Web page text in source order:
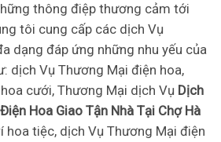
thông điệp thương cảm tới
tôi cung cấp các dịch Vụ
dạng đáp ứng những nhu yếu của
dịch Vụ Thương Mại điện hoa,
cưới, Thương Mại dịch Vụ Dịch
Hoa Giao Tận Nhà Tại Chợ Hà
hoa tiệc, dịch Vụ Thương Mại điện